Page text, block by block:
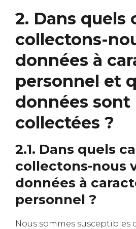
2. Dans quels
collectons-
données à
personnel et
données sont
collectées ?
2.1. Dans quels
collectons-nous
données à
personnel ?
Nous sommes susceptibles